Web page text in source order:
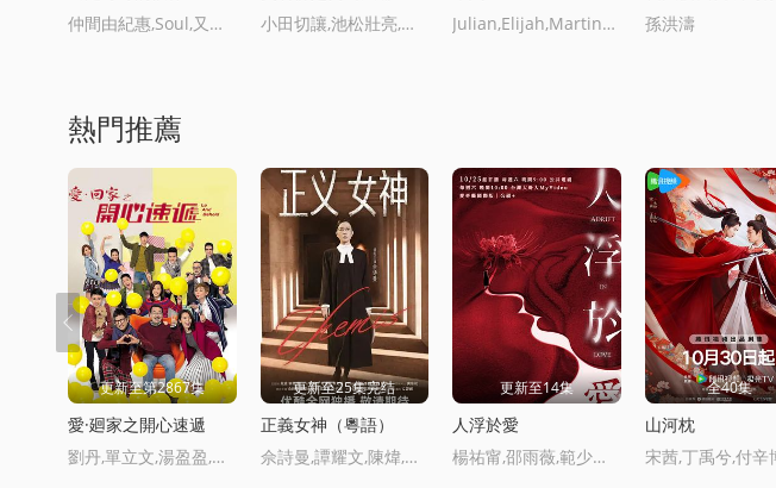
仲間由紀惠,Soul,又吉伶音,伊波れいり,松田流花,津波竜鬭,內田樹,盧禮歐,玉城敦子,城間やよい,津嘉山正種,寺辻健一郎
小田切讓,池松壯亮,麻生久美子,本田翼,岡山天音,黑木華,鈴木慶一,永瀨正敏,佐藤浩市,島田久作,宇野祥平,香椎由宇,吉岡裡帆,鹿賀丈史,森川葵,菊地姬奈,高島政宏,浦井梨廣,深津繪裡
Julian,Elijah,Martinez,Nzinga,Imani
孫洪濤
熱門推薦
更新至第2867集
愛·廻家之開心速遞
劉丹,單立文,湯盈盈,呂慧儀,羅樂林,馬貫東,囌韻姿,周嘉洛,陳濬霆,吳偉豪
更新至25集完结
正義女神（粵語）
佘詩曼,譚耀文,陳煒,周嘉洛,許紹雄,馬貫東,蔣祖曼,戴祖儀,文頌嫻
更新至14集
人浮於愛
楊祐甯,邵雨薇,範少勛,宋蕓樺,簡嫚書
全40集
山河枕